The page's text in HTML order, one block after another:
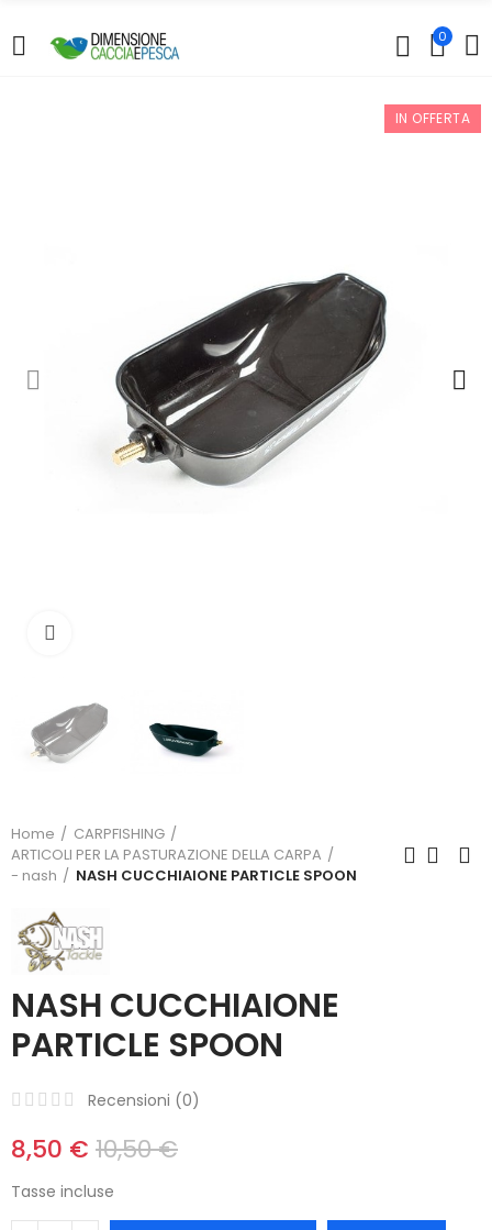
0
IN OFFERTA
Home
CARPFISHING
ARTICOLI PER LA PASTURAZIONE DELLA CARPA
- nash
NASH CUCCHIAIONE PARTICLE SPOON
NASH CUCCHIAIONE
PARTICLE SPOON
Recensioni (0)
8,50 € 10,50 €
Tasse incluse